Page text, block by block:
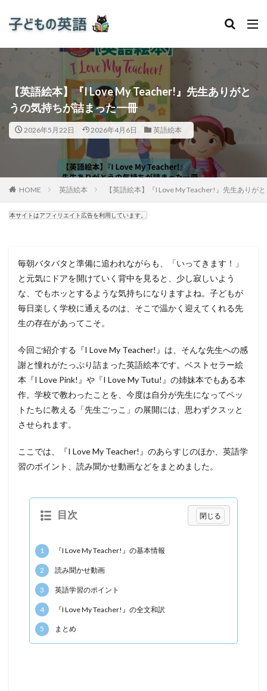
【英語絵本】『I Love My Teacher!』先生ありがと
うの気持ちが詰まった一冊
2026年5月22日 2026年4月6日 英語絵本
HOME 英語絵本 【英語絵本】『I Love My Teacher!』先生ありが
本サイトはアフィリエイト広告を利用しています。
毎朝バタバタと準備に追われながらも、「いってきます！」
と元気にドアを開けていく背中を見ると、少し寂しいよう
な、でもホッとするような気持ちになりますよね。子どもが
毎日楽しく学校に通えるのは、そこで温かく迎えてくれる先
生の存在があってこそ。
今回ご紹介する『I Love My Teacher!』は、そんな先生への感
謝と憧れがたっぷり詰まった英語絵本です。ベストセラー絵
本『I Love Pink!』や『I Love My Tutu!』の姉妹本でもある本
作。学校で教わったことを、今度は自分が先生になってペッ
トたちに教える「先生ごっこ」の展開には、思わずクスッと
させられます。
ここでは、『I Love My Teacher!』のあらすじのほか、英語学
習のポイント、読み聞かせ動画などをまとめました。
目次
1 『I Love My Teacher!』の基本情報
2 読み聞かせ動画
3 英語学習のポイント
4 『I Love My Teacher!』の全文和訳
5 まとめ